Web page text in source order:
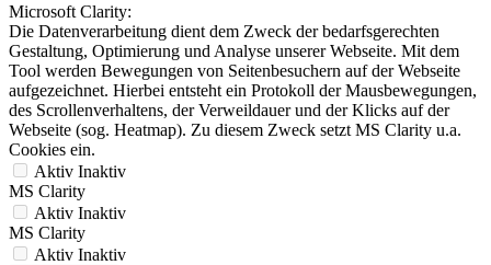
Microsoft Clarity:
Die Datenverarbeitung dient dem Zweck der bedarfsgerechten
Gestaltung, Optimierung und Analyse unserer Webseite. Mit dem
Tool werden Bewegungen von Seitenbesuchern auf der Webseite
aufgezeichnet. Hierbei entsteht ein Protokoll der Mausbewegungen,
des Scrollenverhaltens, der Verweildauer und der Klicks auf der
Webseite (sog. Heatmap). Zu diesem Zweck setzt MS Clarity u.a.
Cookies ein.
Aktiv Inaktiv
MS Clarity
Aktiv Inaktiv
MS Clarity
Aktiv Inaktiv